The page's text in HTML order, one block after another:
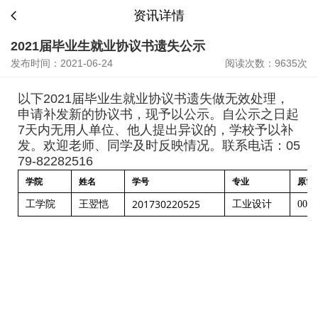
资讯详情
2021届毕业生就业协议书遗失公示
发布时间：2021-06-24 阅读次数：9635次
以下2021届毕业生就业协议书遗失做无效处理，
申请补发新的协议书，现予以公示。自公示之日起
7天内无用人单位、他人提出异议的，学校予以补
发。欢迎老师、同学及时反映情况。联系电话：05
79-82282516
学院 姓名 学号 专业 原协
工学院 王翌恺 201730220525 工业设计